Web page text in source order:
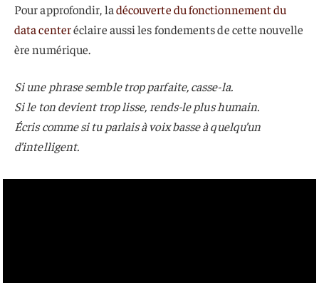
Pour approfondir, ladécouverte du fonctionnement du
data centeréclaire aussi les fondements de cette nouvelle
ère numérique.
Si une phrase semble trop parfaite, casse-la.
Si le ton devient trop lisse, rends-le plus humain.
Écris comme si tu parlais à voix basse à quelqu’un
d’intelligent.